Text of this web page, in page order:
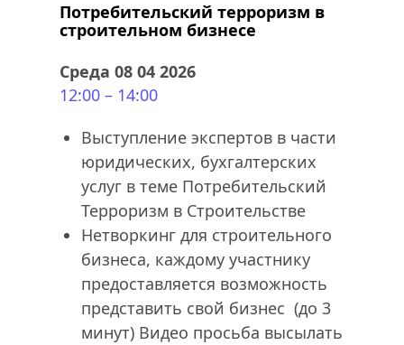
Потребительский терроризм в
строительном бизнесе
Среда 08 04 2026
12:00 – 14:00
Выступление экспертов в части
юридических, бухгалтерских
услуг в теме Потребительский
Терроризм в Строительстве
Нетворкинг для строительного
бизнеса, каждому участнику
предоставляется возможность
представить свой бизнес  (до 3
минут) Видео просьба высылать